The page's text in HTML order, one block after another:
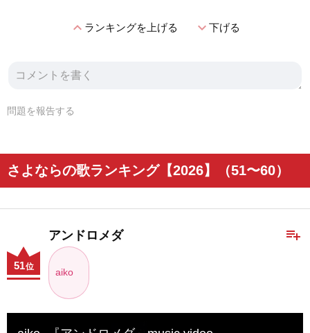
expand_lessランキングを上げる expand_more下げる
問題を報告する
さよならの歌ランキング【2026】（51〜60）
playlist_add
アンドロメダ
aiko
51位